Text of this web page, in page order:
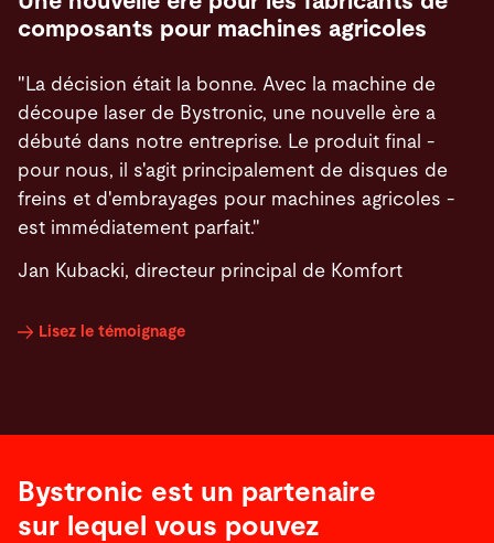
composants pour machines agricoles
"La décision était la bonne. Avec la machine de
découpe laser de Bystronic, une nouvelle ère a
débuté dans notre entreprise. Le produit final -
pour nous, il s'agit principalement de disques de
freins et d'embrayages pour machines agricoles -
est immédiatement parfait."
Jan Kubacki, directeur principal de Komfort
Lisez le témoignage
Bystronic est un partenaire
sur lequel vous pouvez